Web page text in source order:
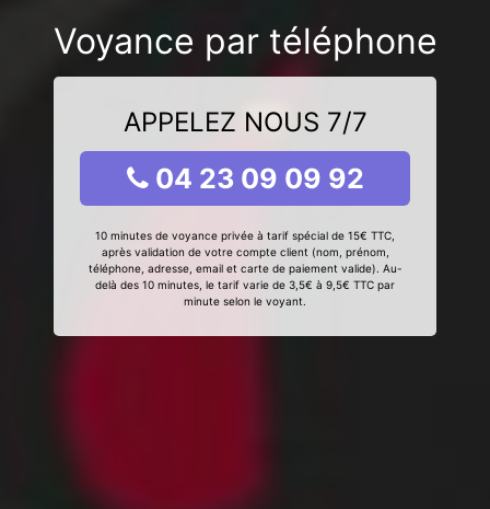
Voyance par téléphone
APPELEZ NOUS 7/7
04 23 09 09 92
10 minutes de voyance privée à tarif spécial de 15€ TTC,
après validation de votre compte client (nom, prénom,
téléphone, adresse, email et carte de paiement valide). Au-
delà des 10 minutes, le tarif varie de 3,5€ à 9,5€ TTC par
minute selon le voyant.